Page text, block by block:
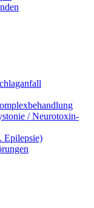
/ Neurotoxin-
Epilepsie)